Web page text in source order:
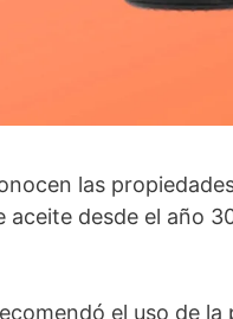
las
aceite desde el año
el uso de